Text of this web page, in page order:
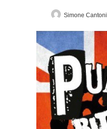
Simone Cantoni